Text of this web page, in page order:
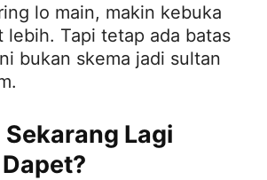
lo main, makin kebuka
lebih. Tapi tetap ada batas
bukan skema jadi sultan
Sekarang Lagi